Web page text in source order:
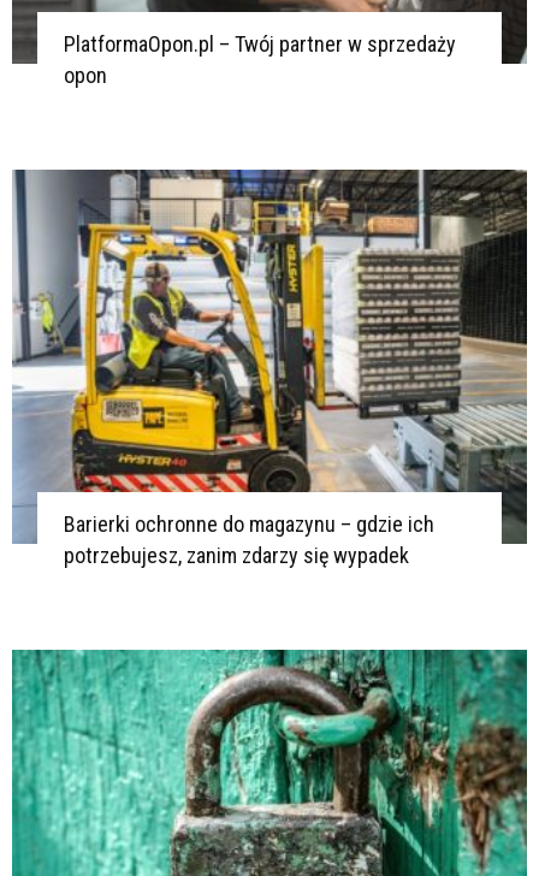
PlatformaOpon.pl – Twój partner w sprzedaży
opon
Barierki ochronne do magazynu – gdzie ich
potrzebujesz, zanim zdarzy się wypadek